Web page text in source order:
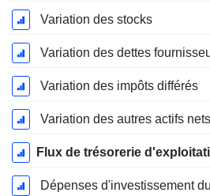
Variation des stocks
Variation des dettes
Variation des impôts différés
Variation des autres actifs
Flux de trésorerie
Dépenses d'investissement